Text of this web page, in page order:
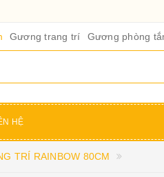
Gương trang trí Gương phòng
HỆ
TRÍ RAINBOW 80CM